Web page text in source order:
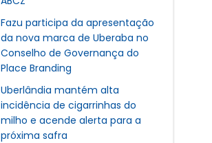
Fazu participa da apresentação
da nova marca de Uberaba no
Conselho de Governança do
Place Branding
Uberlândia mantém alta
incidência de cigarrinhas do
milho e acende alerta para a
próxima safra